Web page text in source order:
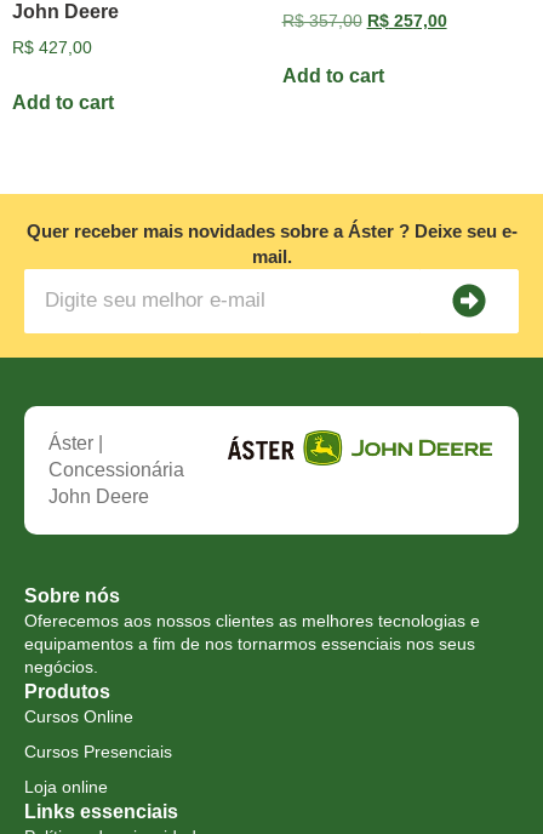
John Deere
R$ 427,00
Add to cart
R$357,00 R$257,00
Add to cart
Quer receber mais novidades sobre a Áster ? Deixe seu e-
mail.
Áster |
Concessionária
John Deere
Sobre nós
Oferecemos aos nossos clientes as melhores tecnologias e
equipamentos a fim de nos tornarmos essenciais nos seus
negócios.
Produtos
Cursos Online
Cursos Presenciais
Loja online
Links essenciais